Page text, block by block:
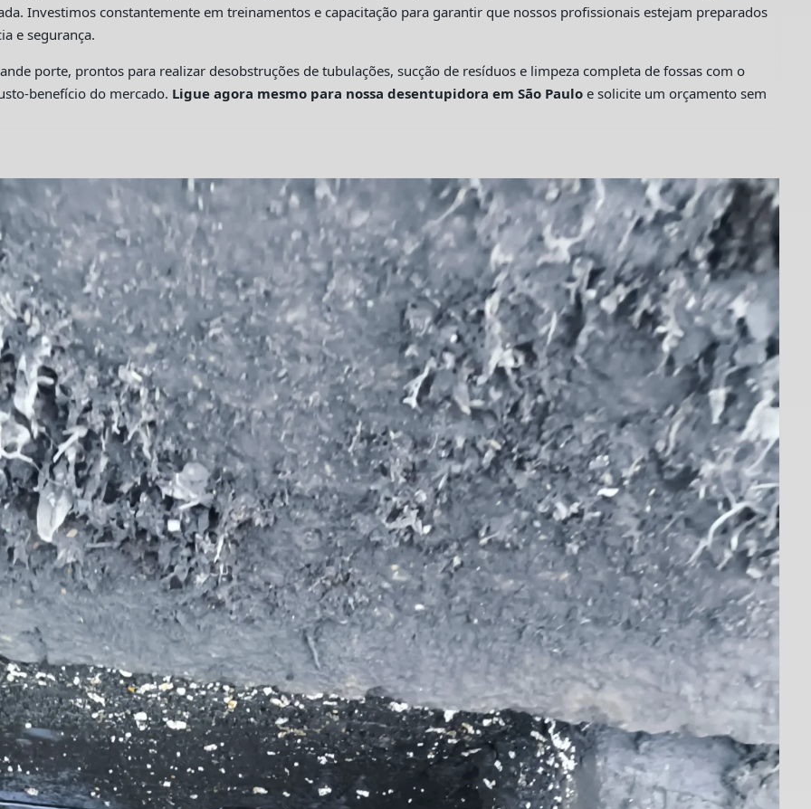
Investimos constantemente em treinamentos e capacitação para garantir que nossos profissionais estejam preparados
e segurança.
porte, prontos para realizar desobstruções de tubulações, sucção de resíduos e limpeza completa de fossas com o
benefício do mercado. Ligue agora mesmo para nossa desentupidora em São Pauloe solicite um orçamento sem